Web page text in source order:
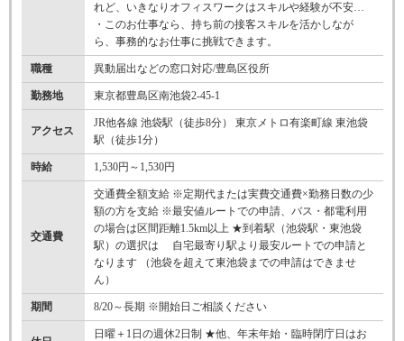
れど、いきなりオフィスワークはスキルや経験が不安…
・このお仕事なら、持ち前の接客スキルを活かしなが
ら、事務的なお仕事に挑戦できます。
職種 異動届出などの窓口対応/豊島区役所
勤務地 東京都豊島区南池袋2-45-1
アクセス
JR他各線 池袋駅（徒歩8分） 東京メトロ有楽町線 東池袋
駅（徒歩1分）
時給 1,530円～1,530円
交通費
交通費全額支給 ※定期代または実費交通費×勤務日数の少
額の方を支給 ※最安値ルートでの申請、バス・都電利用
の場合は区間距離1.5km以上 ★到着駅（池袋駅・東池袋
駅）の選択は 自宅最寄り駅より最安ルートでの申請と
なります （池袋を超えて東池袋までの申請はできませ
ん）
期間 8/20～長期 ※開始日ご相談ください
日曜＋1日の週休2日制 ★他、年末年始・臨時閉庁日はお